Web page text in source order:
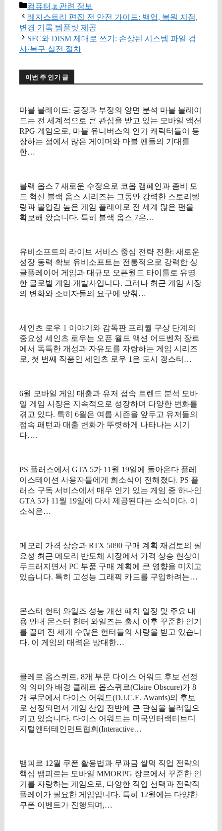
카
테
고
리
컴퓨터,it 관련 정보
레지스트리 편집 전 안전 가이드: 백업, 복원 지점,
변경 기록 템플릿 제공
SFC와 DISM 제대로 쓰기: 손상된 시스템 파일 검
사·복구 실전 절차
이번 주 인기 글
마블 블레이드: 긍정과 부정의 양면 분석 마블 블레이
드는 전 세계적으로 큰 관심을 받고 있는 모바일 액션
RPG 게임으로, 마블 유니버스의 인기 캐릭터들이 등
장하는 점에서 많은 게이머와 마블 팬들의 기대를
한…
블랙 옵스 7 새로운 수정으로 코옵 캠페인과 좀비 모
드 혁신 블랙 옵스 시리즈는 그동안 강력한 스토리텔
링과 몰입감 높은 게임 플레이로 전 세계 많은 팬을
확보해 왔습니다. 특히 블랙 옵스 7은…
유비소프트의 라이브 서비스 중심 전략 전환: 새로운
성장 동력 확보 유비소프트는 전통적으로 강력한 싱
글플레이어 게임과 대규모 오픈월드 타이틀로 유명
한 글로벌 게임 개발사입니다. 그러나 최근 게임 시장
의 변화와 소비자들의 요구에 맞춰…
세인츠 로우 1 이야기와 감독판 프리퀄 구상 단계의
중요성 세인츠 로우는 오픈 월드 액션 어드벤처 장르
에서 독특한 개성과 자유도를 자랑하는 게임 시리즈
로, 첫 번째 작품인 세인츠 로우 1은 도시 갱스터…
6월 모바일 게임 매출과 유저 접속 트렌드 분석 모바
일 게임 시장은 지속적으로 성장하며 다양한 변화를
겪고 있다. 특히 6월은 여름 시즌을 앞두고 유저들의
접속 패턴과 매출 변화가 뚜렷하게 나타나는 시기
다….
PS 플러스에서 GTA 5가 11월 19일에 돌아온다 플레
이스테이션 사용자들에게 희소식이 전해졌다. PS 플
러스 구독 서비스에서 매우 인기 있는 게임 중 하나인
GTA 5가 11월 19일에 다시 제공된다는 소식이다. 이
소식은…
메모리 가격 상승과 RTX 5090 구매 계획 재검토의 필
요성 최근 메모리 반도체 시장에서 가격 상승 현상이
두드러지면서 PC 부품 구매 계획에 큰 영향을 미치고
있습니다. 특히 고성능 그래픽 카드를 구입하려는…
몬스터 헌터 와일즈 성능 개선 패치 일정 및 주요 내
용 안내 몬스터 헌터 와일즈는 출시 이후 꾸준한 인기
를 끌며 전 세계 수많은 헌터들의 사랑을 받고 있습니
다. 이 게임의 매력은 방대한…
클레르 옵스퀴르, 8개 부문 다이스 어워드 후보 선정
의 의미와 배경 클레르 옵스퀴르(Claire Obscure)가 8
개 부문에서 다이스 어워드(D.I.C.E. Awards)의 후보
로 선정되면서 게임 산업 전반에 큰 관심을 불러일으
키고 있습니다. 다이스 어워드는 미국인터랙티브디
지털엔터테인먼트협회(Interactive…
뱀피르 12월 쿠폰 활용법과 무과금 쌀먹 직업 전략의
핵심 뱀피르는 모바일 MMORPG 장르에서 꾸준한 인
기를 자랑하는 게임으로, 다양한 직업 선택과 전략적
플레이가 필요한 게임입니다. 특히 12월에는 다양한
쿠폰 이벤트가 진행되며,…